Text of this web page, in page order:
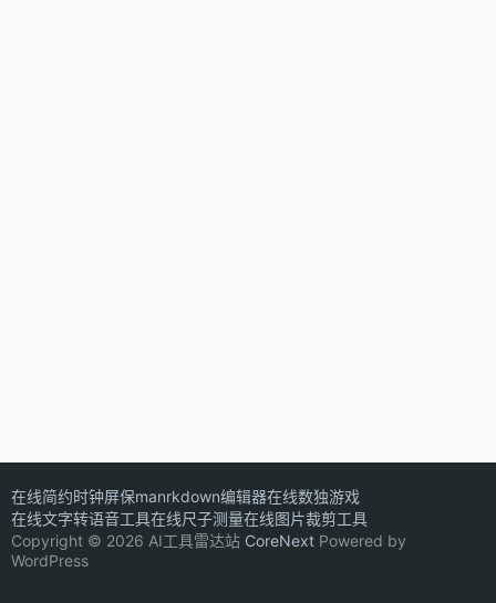
在线简约时钟屏保manrkdown编辑器在线数独游戏
在线文字转语音工具在线尺子测量在线图片裁剪工具
Copyright © 2026 AI工具雷达站 CoreNext Powered by
WordPress